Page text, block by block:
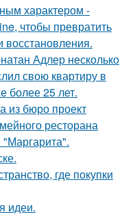
характером -
чтобы превратить
восстановления.
Адлер несколько
свою квартиру в
более 25 лет.
из бюро проект
ресторана
"Маргарита".
где покупки
идеи.